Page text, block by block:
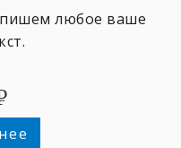
любое ваше